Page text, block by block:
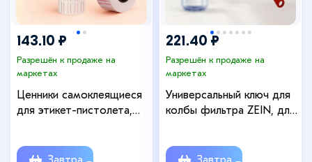
143.10 ₽
Разрешён к продаже на
маркетах
Ценники самоклеящиеся
для этикет-пистолета,
рулончиков, белые с
221.40 ₽
Разрешён к продаже на
маркетах
Универсальный ключ для
колбы фильтра ZEIN, для